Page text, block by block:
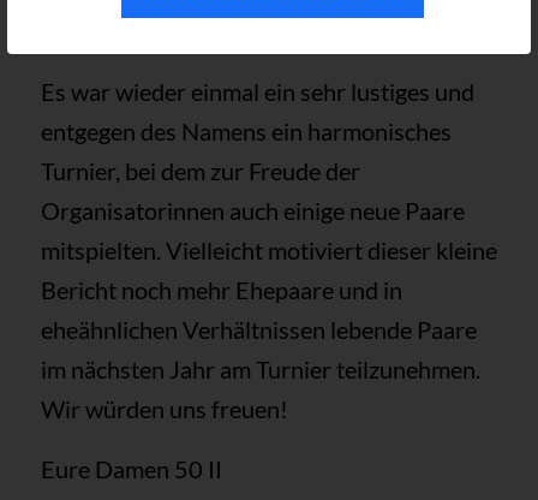
Es war wieder einmal ein sehr lustiges und
entgegen des Namens ein harmonisches
Turnier, bei dem zur Freude der
Organisatorinnen auch einige neue Paare
mitspielten. Vielleicht motiviert dieser kleine
Bericht noch mehr Ehepaare und in
eheähnlichen Verhältnissen lebende Paare
im nächsten Jahr am Turnier teilzunehmen.
Wir würden uns freuen!
Eure Damen 50 II